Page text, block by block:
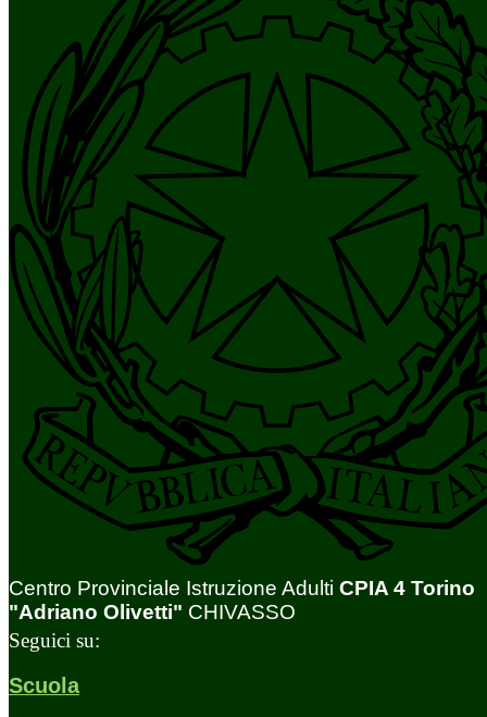
Centro Provinciale Istruzione Adulti CPIA 4 Torino
"Adriano Olivetti" CHIVASSO
Seguici su:
Scuola